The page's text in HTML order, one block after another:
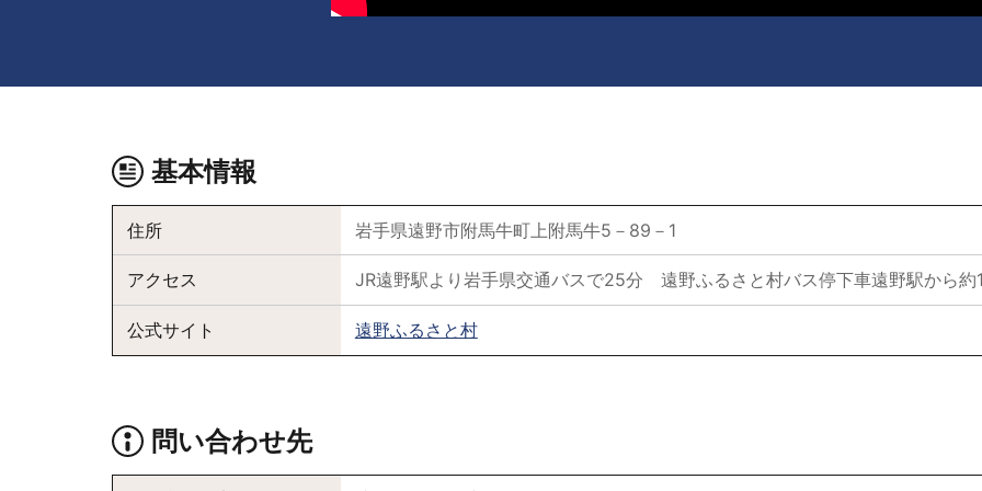
基本情報
住所 岩手県遠野市附馬牛町上附馬牛5－89－1
アクセス JR遠野駅より岩手県交通バスで25分 遠野ふるさと村バス停下車遠野駅から約
公式サイト 遠野ふるさと村
問い合わせ先